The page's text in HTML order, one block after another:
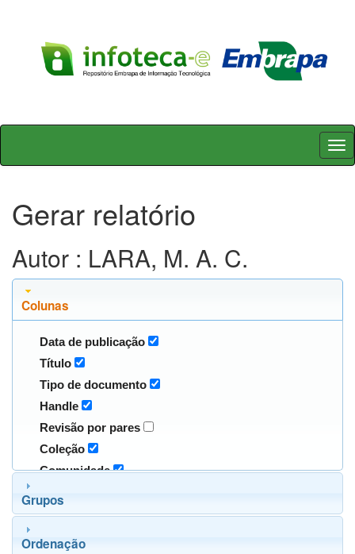
Skip
Gerar relatório
Autor : LARA, M. A. C.
Colunas
Data de publicação
Título
Tipo de documento
Handle
Revisão por pares
Coleção
Comunidade
Grupos
Ordenação